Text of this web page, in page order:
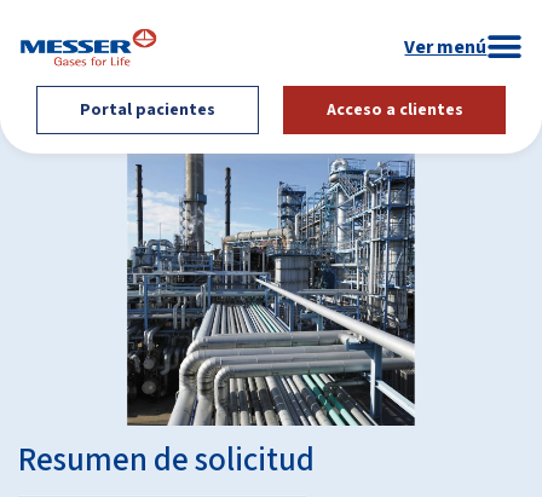
Portal pacientes Acceso a clientes
Resumen de solicitud